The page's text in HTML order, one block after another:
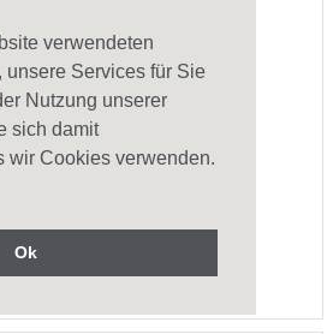
verwendeten
Services für Sie
Nutzung unserer
sich damit
wir Cookies verwenden.
Ok
Thermobecher Lubon